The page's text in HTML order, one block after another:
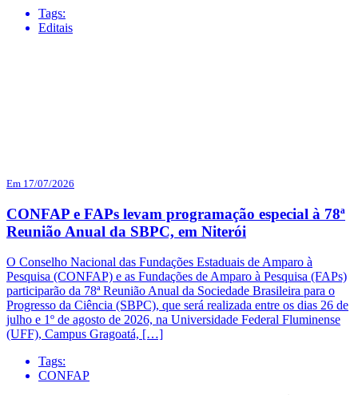
Tags:
Editais
Em 17/07/2026
CONFAP e FAPs levam programação especial à 78ª
Reunião Anual da SBPC, em Niterói
O Conselho Nacional das Fundações Estaduais de Amparo à
Pesquisa (CONFAP) e as Fundações de Amparo à Pesquisa (FAPs)
participarão da 78ª Reunião Anual da Sociedade Brasileira para o
Progresso da Ciência (SBPC), que será realizada entre os dias 26 de
julho e 1º de agosto de 2026, na Universidade Federal Fluminense
(UFF), Campus Gragoatá, […]
Tags:
CONFAP